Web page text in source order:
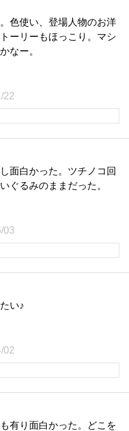
色使い、登場人物のお洋
ーリーもほっこり。マシ
なー。
22
面白かった。ツチノコ回
ぐるみのままだった。
03
い♪
02
有り面白かった。どこを